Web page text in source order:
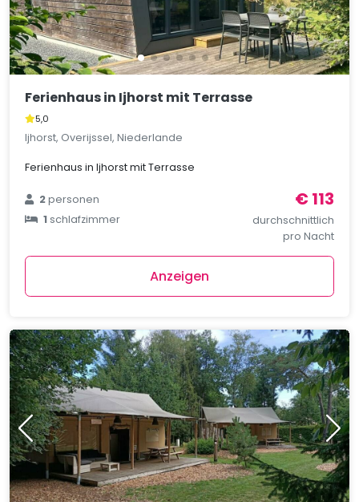
Ferienhaus in Ijhorst mit Terrasse
5,0
Ijhorst, Overijssel, Niederlande
Ferienhaus in Ijhorst mit Terrasse
2personen
1schlafzimmer
€ 113
durchschnittlich
pro Nacht
Anzeigen